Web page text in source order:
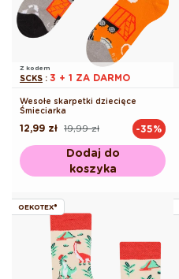
Z kodem
SCKS : 3 + 1 ZA DARMO
Wesołe skarpetki dziecięce
Śmieciarka
Cena
19,99 zł
Cena
12,99 zł -35%
Dodaj do
koszyka
OEKOTEX®